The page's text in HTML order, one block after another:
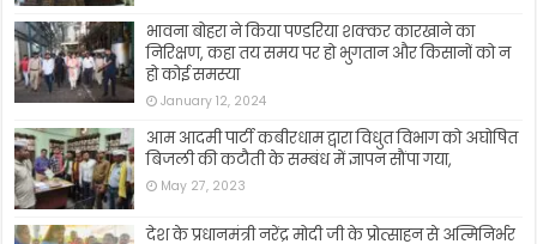
भावना बोहरा ने किया पण्डरिया शक्कर कारखाने का
निरिक्षण, कहा तय समय पर हो भुगतान और किसानों को न
हो कोई समस्या
January 12, 2024
आम आदमी पार्टी कबीरधाम द्वारा विधुत विभाग को अघोषित
बिजली की कटौती के सम्बंध में ज्ञापन सौंपा गया,
May 27, 2023
देश के प्रधानमंत्री नरेंद्र मोदी जी के प्रोत्साहन से अत्मिनिर्भर